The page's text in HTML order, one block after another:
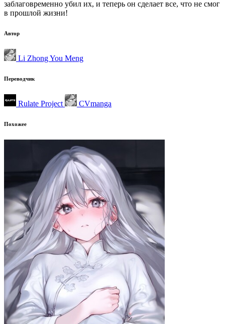
заблаговременно убил их, и теперь он сделает все, что не смог
в прошлой жизни!
Автор
Li Zhong You Meng
Переводчик
Rulate Project CVmanga
Похожее